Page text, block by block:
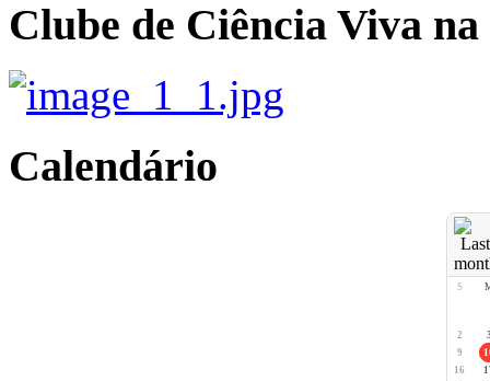
Clube de Ciência Viva
Calendário
S
2
9
16